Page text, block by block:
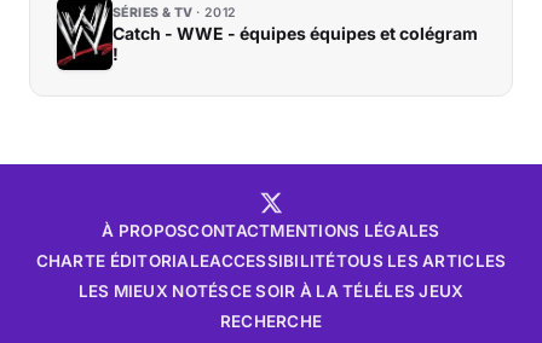
SÉRIES & TV 2012
Catch - WWE - équipes équipes et colégram
!
À PROPOSCONTACTMENTIONS LÉGALES
CHARTE ÉDITORIALEACCESSIBILITÉTOUS LES ARTICLES
LES MIEUX NOTÉSCE SOIR À LA TÉLÉLES JEUX
RECHERCHE